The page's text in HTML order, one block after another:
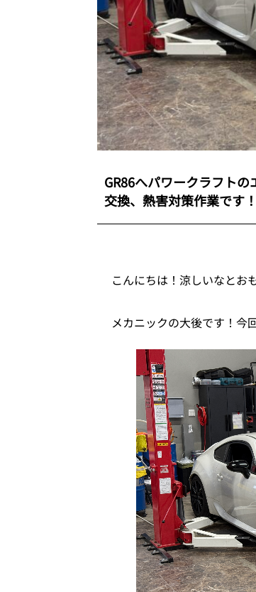
GR86へパワークラフト
交換、熱害対策作業です！
こんにちは！涼しいなとお
メカニックの大後です！今